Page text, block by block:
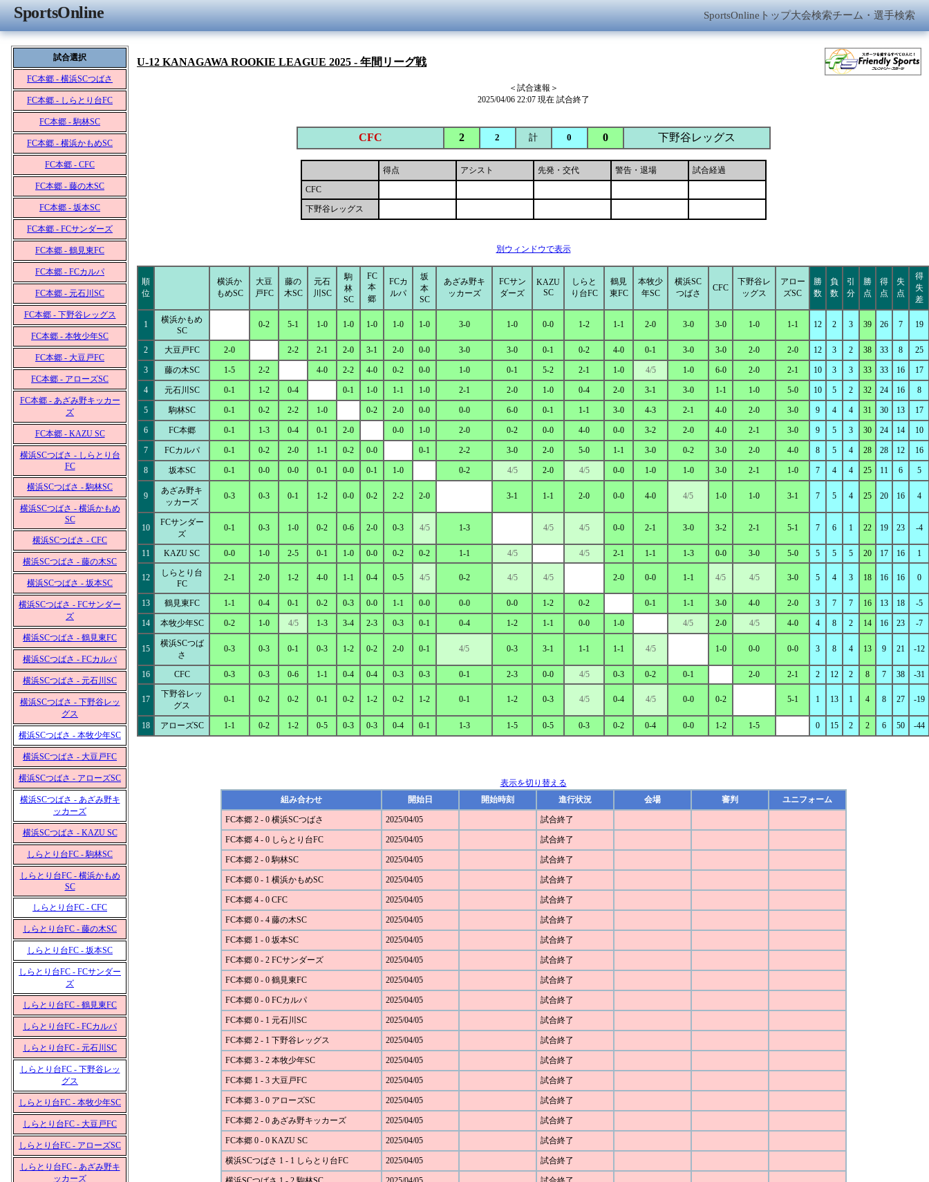
SportsOnline SportsOnlineトップ大会検索チーム・選手検索
試合選択
FC本郷 - 横浜SCつばさ
FC本郷 - しらとり台FC
FC本郷 - 駒林SC
FC本郷 - 横浜かもめSC
FC本郷 - CFC
FC本郷 - 藤の木SC
FC本郷 - 坂本SC
FC本郷 - FCサンダーズ
FC本郷 - 鶴見東FC
FC本郷 - FCカルパ
FC本郷 - 元石川SC
FC本郷 - 下野谷レッグス
FC本郷 - 本牧少年SC
FC本郷 - 大豆戸FC
FC本郷 - アローズSC
FC本郷 - あざみ野キッカー
ズ
FC本郷 - KAZU SC
横浜SCつばさ - しらとり台
FC
横浜SCつばさ - 駒林SC
横浜SCつばさ - 横浜かもめ
SC
横浜SCつばさ - CFC
横浜SCつばさ - 藤の木SC
横浜SCつばさ - 坂本SC
横浜SCつばさ - FCサンダー
ズ
横浜SCつばさ - 鶴見東FC
横浜SCつばさ - FCカルパ
横浜SCつばさ - 元石川SC
横浜SCつばさ - 下野谷レッ
グス
横浜SCつばさ - 本牧少年SC
横浜SCつばさ - 大豆戸FC
横浜SCつばさ - アローズSC
横浜SCつばさ - あざみ野キ
ッカーズ
横浜SCつばさ - KAZU SC
しらとり台FC - 駒林SC
しらとり台FC - 横浜かもめ
SC
しらとり台FC - CFC
しらとり台FC - 藤の木SC
しらとり台FC - 坂本SC
しらとり台FC - FCサンダー
ズ
しらとり台FC - 鶴見東FC
しらとり台FC - FCカルパ
しらとり台FC - 元石川SC
しらとり台FC - 下野谷レッ
グス
しらとり台FC - 本牧少年SC
しらとり台FC - 大豆戸FC
しらとり台FC - アローズSC
しらとり台FC - あざみ野キ
ッカーズ
U-12 KANAGAWA ROOKIE LEAGUE 2025 - 年間リーグ戦
＜試合速報＞
2025/04/06 22:07 現在 試合終了
CFC 2 2 計 0 0 下野谷レッグス
得点 アシスト 先発・交代 警告・退場
試合経過
CFC
下野谷レッグス
別ウィンドウで表示
順
位
横浜か
もめSC
大豆
戸FC
藤の
木SC
元石
川SC
駒
林
SC
FC
本
郷
FCカ
ルパ
坂
本
SC
あざみ野キ
ッカーズ
FCサン
ダーズ
KAZU
SC
しらと
り台FC
鶴見
東FC
本牧少
年SC
横浜SC
つばさ
CFC
下野谷レ
ッグス
アロー
ズSC
勝
数
負
数
引
分
勝
点
得
点
失
点
得
失
差
1
横浜かもめ
SC
0-2 5-1 1-0 1-0 1-0 1-0 1-0 3-0 1-0 0-0 1-2 1-1 2-0 3-0 3-0 1-0 1-1 12 2 3 39 26 7 19
2 大豆戸FC 2-0 2-2 2-1 2-0 3-1 2-0 0-0 3-0 3-0 0-1 0-2 4-0 0-1 3-0 3-0 2-0 2-0 12 3 2 38 33 8 25
3 藤の木SC 1-5 2-2 4-0 2-2 4-0 0-2 0-0 1-0 0-1 5-2 2-1 1-0 4/5 1-0 6-0 2-0 2-1 10 3 3 33 33 16 17
4 元石川SC 0-1 1-2 0-4 0-1 1-0 1-1 1-0 2-1 2-0 1-0 0-4 2-0 3-1 3-0 1-1 1-0 5-0 10 5 2 32 24 16 8
5 駒林SC 0-1 0-2 2-2 1-0 0-2 2-0 0-0 0-0 6-0 0-1 1-1 3-0 4-3 2-1 4-0 2-0 3-0 9 4 4 31 30 13 17
6 FC本郷 0-1 1-3 0-4 0-1 2-0 0-0 1-0 2-0 0-2 0-0 4-0 0-0 3-2 2-0 4-0 2-1 3-0 9 5 3 30 24 14 10
7 FCカルパ 0-1 0-2 2-0 1-1 0-2 0-0 0-1 2-2 3-0 2-0 5-0 1-1 3-0 0-2 3-0 2-0 4-0 8 5 4 28 28 12 16
8 坂本SC 0-1 0-0 0-0 0-1 0-0 0-1 1-0 0-2 4/5 2-0 4/5 0-0 1-0 1-0 3-0 2-1 1-0 7 4 4 25 11 6 5
9
あざみ野キ
ッカーズ
0-3 0-3 0-1 1-2 0-0 0-2 2-2 2-0 3-1 1-1 2-0 0-0 4-0 4/5 1-0 1-0 3-1 7 5 4 25 20 16 4
10
FCサンダー
ズ
0-1 0-3 1-0 0-2 0-6 2-0 0-3 4/5 1-3 4/5 4/5 0-0 2-1 3-0 3-2 2-1 5-1 7 6 1 22 19 23 -4
11 KAZU SC 0-0 1-0 2-5 0-1 1-0 0-0 0-2 0-2 1-1 4/5 4/5 2-1 1-1 1-3 0-0 3-0 5-0 5 5 5 20 17 16 1
12
しらとり台
FC
2-1 2-0 1-2 4-0 1-1 0-4 0-5 4/5 0-2 4/5 4/5 2-0 0-0 1-1 4/5 4/5 3-0 5 4 3 18 16 16 0
13 鶴見東FC 1-1 0-4 0-1 0-2 0-3 0-0 1-1 0-0 0-0 0-0 1-2 0-2 0-1 1-1 3-0 4-0 2-0 3 7 7 16 13 18 -5
14 本牧少年SC 0-2 1-0 4/5 1-3 3-4 2-3 0-3 0-1 0-4 1-2 1-1 0-0 1-0 4/5 2-0 4/5 4-0 4 8 2 14 16 23 -7
15
横浜SCつば
さ
0-3 0-3 0-1 0-3 1-2 0-2 2-0 0-1 4/5 0-3 3-1 1-1 1-1 4/5 1-0 0-0 0-0 3 8 4 13 9 21 -12
16 CFC 0-3 0-3 0-6 1-1 0-4 0-4 0-3 0-3 0-1 2-3 0-0 4/5 0-3 0-2 0-1 2-0 2-1 2 12 2 8 7 38 -31
17
下野谷レッ
グス
0-1 0-2 0-2 0-1 0-2 1-2 0-2 1-2 0-1 1-2 0-3 4/5 0-4 4/5 0-0 0-2 5-1 1 13 1 4 8 27 -19
18 アローズSC 1-1 0-2 1-2 0-5 0-3 0-3 0-4 0-1 1-3 1-5 0-5 0-3 0-2 0-4 0-0 1-2 1-5 0 15 2 2 6 50 -44
表示を切り替える
組み合わせ
開始日 開始時刻 進行状況 会場 審判 ユニフォーム
FC本郷 2 - 0 横浜SCつばさ 2025/04/05 試合終了
FC本郷 4 - 0 しらとり台FC 2025/04/05 試合終了
FC本郷 2 - 0 駒林SC 2025/04/05 試合終了
FC本郷 0 - 1 横浜かもめSC 2025/04/05 試合終了
FC本郷 4 - 0 CFC 2025/04/05 試合終了
FC本郷 0 - 4 藤の木SC 2025/04/05 試合終了
FC本郷 1 - 0 坂本SC 2025/04/05 試合終了
FC本郷 0 - 2 FCサンダーズ 2025/04/05 試合終了
FC本郷 0 - 0 鶴見東FC 2025/04/05 試合終了
FC本郷 0 - 0 FCカルパ 2025/04/05 試合終了
FC本郷 0 - 1 元石川SC 2025/04/05 試合終了
FC本郷 2 - 1 下野谷レッグス 2025/04/05 試合終了
FC本郷 3 - 2 本牧少年SC 2025/04/05 試合終了
FC本郷 1 - 3 大豆戸FC 2025/04/05 試合終了
FC本郷 3 - 0 アローズSC 2025/04/05 試合終了
FC本郷 2 - 0 あざみ野キッカーズ 2025/04/05 試合終了
FC本郷 0 - 0 KAZU SC 2025/04/05 試合終了
横浜SCつばさ 1 - 1 しらとり台FC 2025/04/05 試合終了